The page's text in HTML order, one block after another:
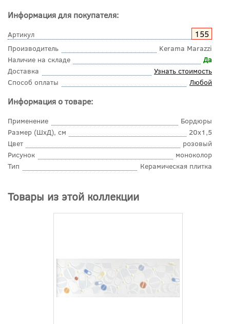
Информация для покупателя:
Артикул 155
Производитель
Kerama Marazzi
Наличие на складе
Да
Доставка
Узнать стоимость
Способ оплаты
Любой
Информация о товаре:
Применение
Бордюры
Размер (ШхД), см
20x1,5
Цвет
розовый
Рисунок
моноколор
Тип
Керамическая плитка
Товары из этой коллекции